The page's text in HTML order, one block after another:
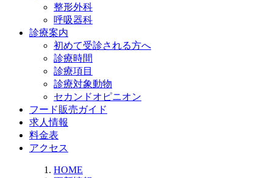
整形外科
呼吸器科
診療案内
初めて受診される方へ
診療時間
診療項目
診療対象動物
セカンドオピニオン
フード販売ガイド
求人情報
料金表
アクセス
HOME